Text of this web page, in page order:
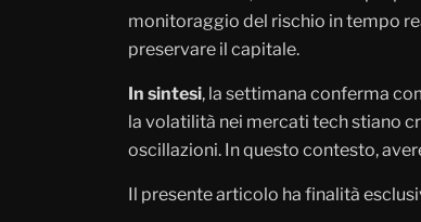
monitoraggio del rischio in tempo
preservare il capitale.
In sintesi, la settimana conferma
la volatilità nei mercati tech stiano
oscillazioni. In questo contesto,
Il presente articolo ha finalità